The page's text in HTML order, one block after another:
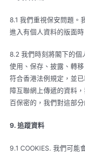
8.1 我們重視保安問題。
進入有個人資料的版面
8.2 我們時刻將閣下的個
使用、保存、披露、轉
符合香港法例規定，並
障互聯網上傳遞的資料
百保密的，我們對這部
9. 追蹤資料
9.1 COOKIES. 我們可能